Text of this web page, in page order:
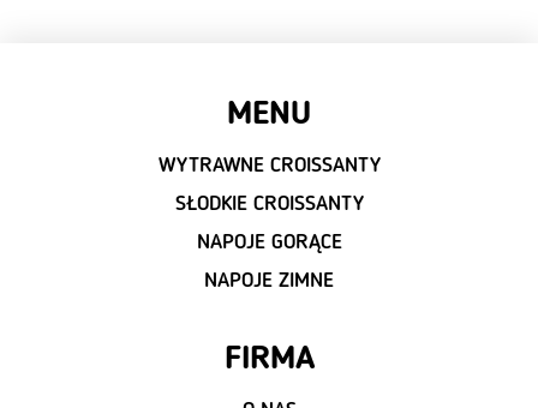
MENU
WYTRAWNE CROISSANTY
SŁODKIE CROISSANTY
NAPOJE GORĄCE
NAPOJE ZIMNE
FIRMA